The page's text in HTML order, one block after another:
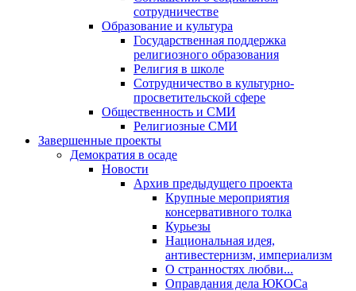
сотрудничестве
Образование и культура
Государственная поддержка
религиозного образования
Религия в школе
Сотрудничество в культурно-
просветительской сфере
Общественность и СМИ
Религиозные СМИ
Завершенные проекты
Демократия в осаде
Новости
Архив предыдущего проекта
Крупные мероприятия
консервативного толка
Курьезы
Национальная идея,
антивестернизм, империализм
О странностях любви...
Оправдания дела ЮКОСа